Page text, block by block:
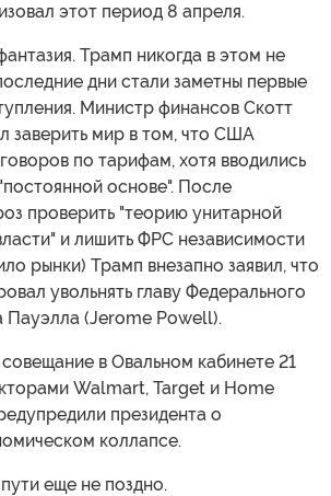
этот период 8 апреля.
Трамп никогда в этом не
дни стали заметны первые
Министр финансов Скотт
заверить мир в том, что США
по тарифам, хотя вводились
основе". После
проверить "теорию унитарной
и лишить ФРС независимости
рынки) Трамп внезапно заявил, что
увольнять главу Федерального
Пауэлла (Jerome Powell).
в Овальном кабинете 21
Walmart, Target и Home
президента о
коллапсе.
еще не поздно.